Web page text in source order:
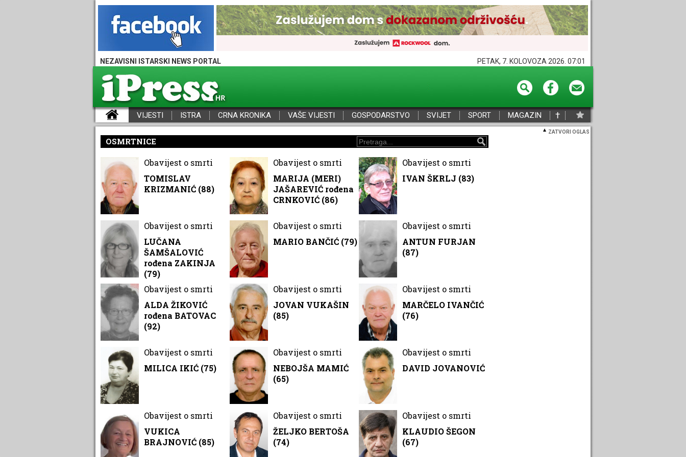
NEZAVISNI ISTARSKI NEWS PORTAL PETAK, 7. KOLOVOZA 2026. 07:01
VIJESTI ISTRA CRNA KRONIKA VAŠE VIJESTI GOSPODARSTVO SVIJET SPORT MAGAZIN †
ZATVORI OGLAS
OSMRTNICE
Obavijest o smrti
TOMISLAV
KRIZMANIĆ (88)
Obavijest o smrti
MARIJA (MERI)
JAŠAREVIĆ rođena
CRNKOVIĆ (86)
Obavijest o smrti
IVAN ŠKRLJ (83)
Obavijest o smrti
LUČANA
ŠAMŠALOVIĆ
rođena ZAKINJA
(79)
Obavijest o smrti
MARIO BANČIĆ (79)
Obavijest o smrti
ANTUN FURJAN
(87)
Obavijest o smrti
ALDA ŽIKOVIĆ
rođena BATOVAC
(92)
Obavijest o smrti
JOVAN VUKAŠIN
(85)
Obavijest o smrti
MARČELO IVANČIĆ
(76)
Obavijest o smrti
MILICA IKIĆ (75)
Obavijest o smrti
NEBOJŠA MAMIĆ
(65)
Obavijest o smrti
DAVID JOVANOVIĆ
Obavijest o smrti
VUKICA
BRAJNOVIĆ (85)
Obavijest o smrti
ŽELJKO BERTOŠA
(74)
Obavijest o smrti
KLAUDIO ŠEGON
(67)